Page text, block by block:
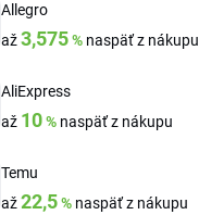
Allegro
až3,575% naspäť z nákupu
AliExpress
až 10% naspäť z nákupu
Temu
až22,5% naspäť z nákupu